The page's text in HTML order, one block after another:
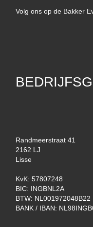
Volg ons op de Bakker
Randmeerstraat 41
2162 LJ
Lisse
KvK: 57807248
BIC: INGBNL2A
BTW: NL001972048B22
BANK / IBAN: